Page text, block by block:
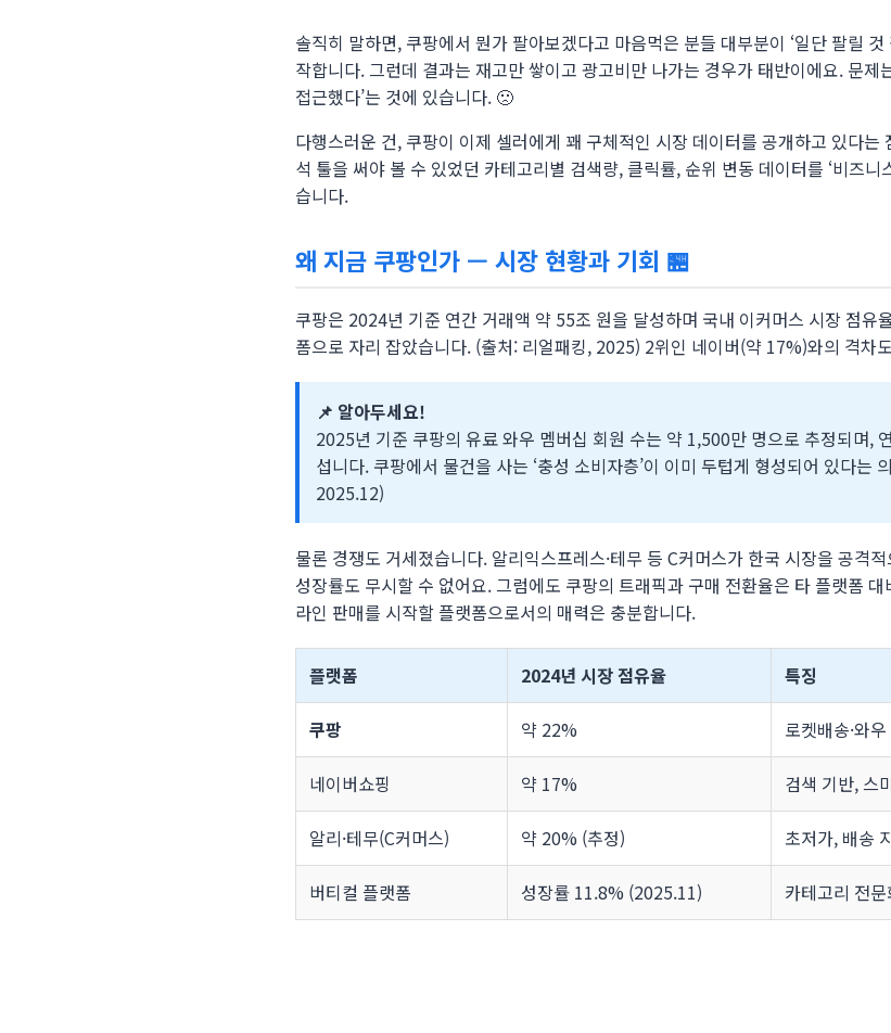
솔직히 말하면, 쿠팡에서 뭔가 팔아보겠다고 마음먹은 분들 대부분이 ‘일단 팔릴
작합니다. 그런데 결과는 재고만 쌓이고 광고비만 나가는 경우가 태반이에요. 문제
접근했다’는 것에 있습니다. 🙁
다행스러운 건, 쿠팡이 이제 셀러에게 꽤 구체적인 시장 데이터를 공개하고 있다는
석 툴을 써야 볼 수 있었던 카테고리별 검색량, 클릭률, 순위 변동 데이터를 ‘비즈니
습니다.
왜 지금 쿠팡인가 — 시장 현황과 기회 🏪
쿠팡은 2024년 기준 연간 거래액 약 55조 원을 달성하며 국내 이커머스 시장 점유
폼으로 자리 잡았습니다. (출처: 리얼패킹, 2025) 2위인 네이버(약 17%)와의 격차
📌 알아두세요!
2025년 기준 쿠팡의 유료 와우 멤버십 회원 수는 약 1,500만 명으로 추정되며,
섭니다. 쿠팡에서 물건을 사는 ‘충성 소비자층’이 이미 두텁게 형성되어 있다는
2025.12)
물론 경쟁도 거세졌습니다. 알리익스프레스·테무 등 C커머스가 한국 시장을 공격
성장률도 무시할 수 없어요. 그럼에도 쿠팡의 트래픽과 구매 전환율은 타 플랫폼
라인 판매를 시작할 플랫폼으로서의 매력은 충분합니다.
플랫폼 2024년 시장 점유율 특징
쿠팡 약 22% 로켓배송·와
네이버쇼핑 약 17% 검색 기반, 스
알리·테무(C커머스) 약 20% (추정) 초저가, 배송
버티컬 플랫폼 성장률 11.8% (2025.11) 카테고리 전